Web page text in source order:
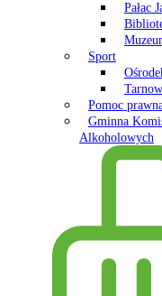
Pałac
Sport
Pomoc
Gminna
Alkoholowych